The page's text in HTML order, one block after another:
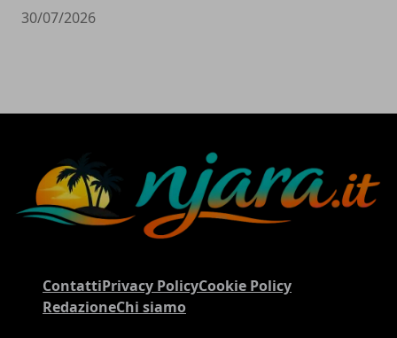
30/07/2026
ContattiPrivacy PolicyCookie Policy
RedazioneChi siamo